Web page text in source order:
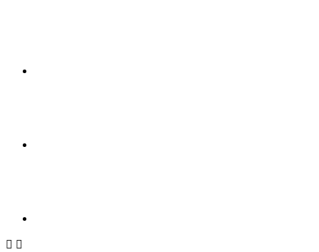
 